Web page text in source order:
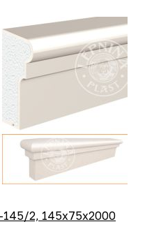
2, 145х75х2000